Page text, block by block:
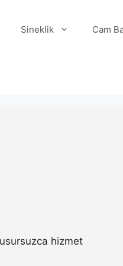
Sineklik Cam
hizmet